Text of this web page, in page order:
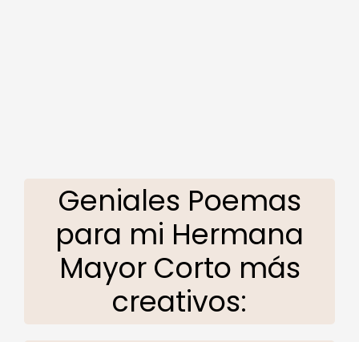
Geniales Poemas
para mi Hermana
Mayor Corto más
creativos: